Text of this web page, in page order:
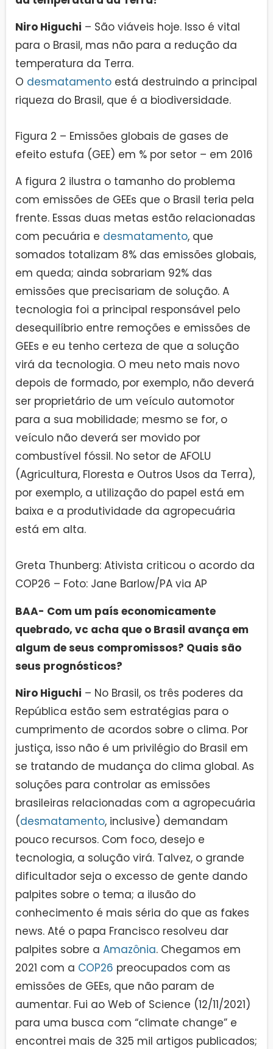
Niro Higuchi – São viáveis hoje. Isso é vital
para o Brasil, mas não para a redução da
temperatura da Terra.
O desmatamento está destruindo a principal
riqueza do Brasil, que é a biodiversidade.
Figura 2 – Emissões globais de gases de
efeito estufa (GEE) em % por setor – em 2016
A figura 2 ilustra o tamanho do problema
com emissões de GEEs que o Brasil teria pela
frente. Essas duas metas estão relacionadas
com pecuária e desmatamento, que
somados totalizam 8% das emissões globais,
em queda; ainda sobrariam 92% das
emissões que precisariam de solução. A
tecnologia foi a principal responsável pelo
desequilíbrio entre remoções e emissões de
GEEs e eu tenho certeza de que a solução
virá da tecnologia. O meu neto mais novo
depois de formado, por exemplo, não deverá
ser proprietário de um veículo automotor
para a sua mobilidade; mesmo se for, o
veículo não deverá ser movido por
combustível fóssil. No setor de AFOLU
(Agricultura, Floresta e Outros Usos da Terra),
por exemplo, a utilização do papel está em
baixa e a produtividade da agropecuária
está em alta.
Greta Thunberg: Ativista criticou o acordo da
COP26 – Foto: Jane Barlow/PA via AP
BAA- Com um país economicamente
quebrado, vc acha que o Brasil avança em
algum de seus compromissos? Quais são
seus prognósticos?
Niro Higuchi – No Brasil, os três poderes da
República estão sem estratégias para o
cumprimento de acordos sobre o clima. Por
justiça, isso não é um privilégio do Brasil em
se tratando de mudança do clima global. As
soluções para controlar as emissões
brasileiras relacionadas com a agropecuária
(desmatamento, inclusive) demandam
pouco recursos. Com foco, desejo e
tecnologia, a solução virá. Talvez, o grande
dificultador seja o excesso de gente dando
palpites sobre o tema; a ilusão do
conhecimento é mais séria do que as fakes
news. Até o papa Francisco resolveu dar
palpites sobre a Amazônia. Chegamos em
2021 com a COP26 preocupados com as
emissões de GEEs, que não param de
aumentar. Fui ao Web of Science (12/11/2021)
para uma busca com “climate change” e
encontrei mais de 325 mil artigos publicados;